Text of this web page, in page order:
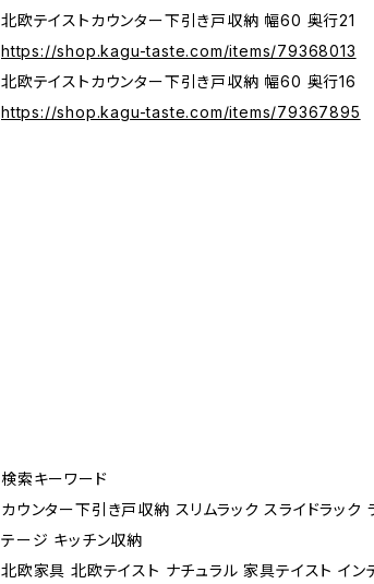
北欧テイストカウンター下引き戸収納 幅60 奥行21
https://shop.kagu-taste.com/items/79368013
北欧テイストカウンター下引き戸収納 幅60 奥行16
https://shop.kagu-taste.com/items/79367895
検索キーワード
カウンター下引き戸収納 スリムラック スライドラック
テージ キッチン収納
北欧家具 北欧テイスト ナチュラル 家具テイスト イン